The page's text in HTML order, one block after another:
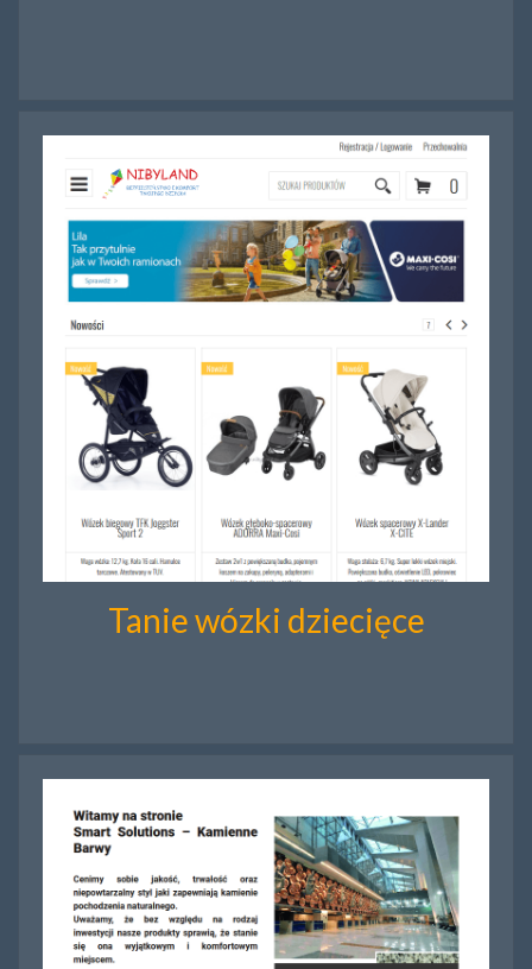
Tanie wózki dziecięce